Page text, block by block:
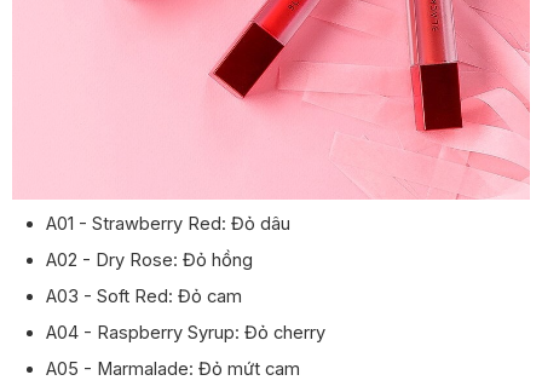
A01 - Strawberry Red: Đỏ dâu
A02 - Dry Rose: Đỏ hồng
A03 - Soft Red: Đỏ cam
A04 - Raspberry Syrup: Đỏ cherry
A05 - Marmalade: Đỏ mứt cam